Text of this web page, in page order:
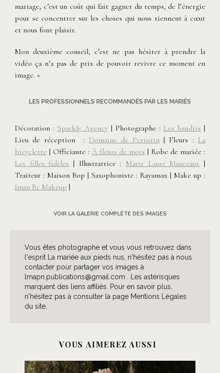
mariage, c’est un coût qui fait gagner du temps, de l’énergie
pour se concentrer sur les choses qui nous tiennent à cœur
et nous font plaisir.
Mon deuxième conseil, c’est ne pas hésiter à prendre la
vidéo ça n’a pas de prix de pouvoir revivre ce moment en
image. «
LES PROFESSIONNELS RECOMMANDÉS PAR LES MARIÉS
Décoration : Sparkly Agency | Photographe : Les bandits |
Lieu de réception : Domaine de Perrotin| Fleurs : La
bicyclette | Officiante : À fleurs de mots | Robe de mariée :
Les filles fidèles | Illustratrice : Marie Laure Manceaux |
Traiteur : Maison Bop | Saxophoniste : Rayansax | Make up :
Iman Be Makeup |
VOIR LA GALERIE COMPLÈTE DES IMAGES
Vous êtes photographe et vous vous retrouvez dans
l'esprit La mariée aux pieds nus, n'hésitez pas à nous
contacter pour partager vos images à
lmapn.publications@gmail.com . Les astérisques
marquent des liens affiliés. Pour en savoir plus,
n'hésitez pas à consulter la page Mentions Légales
du site.
VOUS AIMEREZ AUSSI